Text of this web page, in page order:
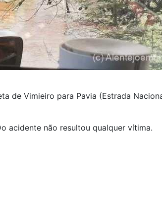
de Vimieiro para Pavia (Estrada
acidente não resultou qualquer vítima.